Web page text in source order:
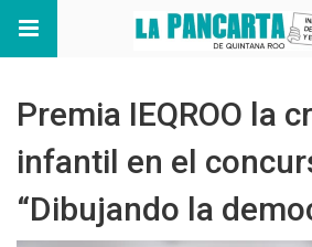
Premia IEQROO la
infantil en el
“Dibujando la